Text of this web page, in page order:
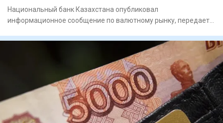
Национальный банк Казахстана опубликовал
информационное сообщение по валютному рынку, передает